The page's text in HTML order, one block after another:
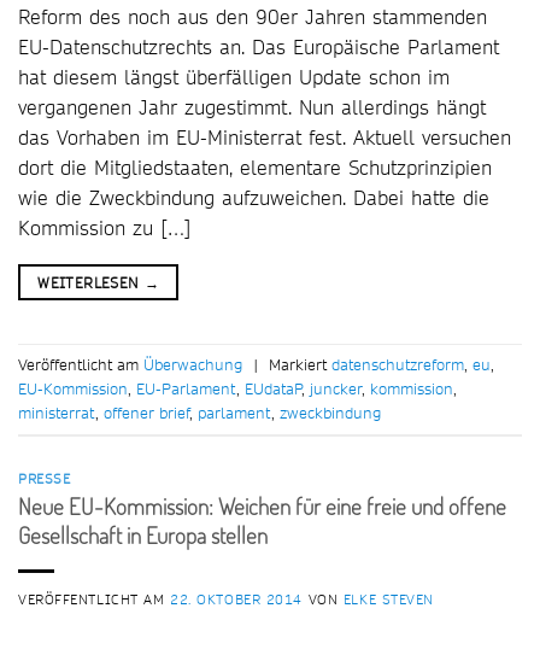
Reform des noch aus den 90er Jahren stammenden
EU-Datenschutzrechts an. Das Europäische Parlament
hat diesem längst überfälligen Update schon im
vergangenen Jahr zugestimmt. Nun allerdings hängt
das Vorhaben im EU-Ministerrat fest. Aktuell versuchen
dort die Mitgliedstaaten, elementare Schutzprinzipien
wie die Zweckbindung aufzuweichen. Dabei hatte die
Kommission zu […]
WEITERLESEN →
Veröffentlicht am Überwachung | Markiertdatenschutzreform, eu,
EU-Kommission, EU-Parlament, EUdataP, juncker, kommission,
ministerrat, offener brief, parlament, zweckbindung
PRESSE
Neue EU-Kommission: Weichen für eine freie und offene
Gesellschaft in Europa stellen
VERÖFFENTLICHT AM 22. OKTOBER 2014 VON ELKE STEVEN